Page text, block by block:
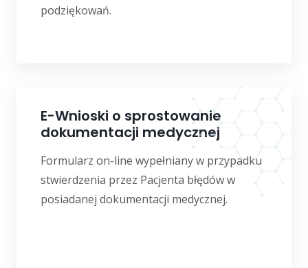
podziękowań.
E-Wnioski o sprostowanie
dokumentacji medycznej
Formularz on-line wypełniany w przypadku
stwierdzenia przez Pacjenta błędów w
posiadanej dokumentacji medycznej.